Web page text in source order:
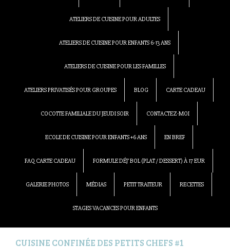
ATELIERS DE CUISINE POUR ADULTES
ATELIERS DE CUISINE POUR ENFANTS 6-13 ANS
ATELIERS DE CUISINE POUR LES FAMILLES
ATELIERS PRIVATISÉS POUR GROUPES BLOG CARTE CADEAU
COCOTTE FAMILIALE DU JEUDI SOIR CONTACTEZ-MOI
ECOLE DE CUISINE POUR ENFANTS +6 ANS EN BREF
FAQ CARTE CADEAU FORMULE DÉJ’ BOL (PLAT / DESSERT) À 17 EUR
GALERIE PHOTOS MÉDIAS PETIT TRAITEUR RECETTES
STAGES VACANCES POUR ENFANTS
CUISINE CONFINÉE DES PETITS CHEFS #1